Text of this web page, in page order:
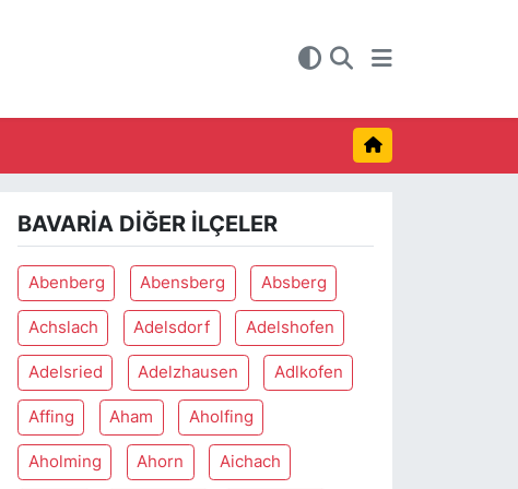
BAVARIA DIĞER İLÇELER
Abenberg Abensberg Absberg
Achslach Adelsdorf Adelshofen
Adelsried Adelzhausen Adlkofen
Affing Aham Aholfing
Aholming Ahorn Aichach